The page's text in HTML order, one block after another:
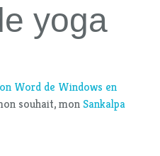
yoga
Word de Windows en
souhait, mon Sankalpa